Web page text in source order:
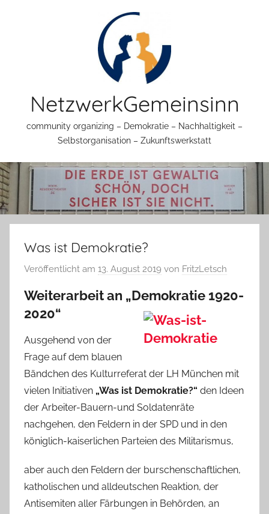
NetzwerkGemeinsinn
community organizing – Demokratie – Nachhaltigkeit –
Selbstorganisation – Zukunftswerkstatt
Was ist Demokratie?
Veröffentlicht am 13. August 2019 von FritzLetsch
Weiterarbeit an „Demokratie 1920-
2020“
Ausgehend von der
Frage auf dem blauen
Bändchen des Kulturreferat der LH München mit
vielen Initiativen „Was ist Demokratie?“ den Ideen
der Arbeiter-Bauern-und Soldatenräte
nachgehen, den Feldern in der SPD und in den
königlich-kaiserlichen Parteien des Militarismus,
aber auch den Feldern der burschenschaftlichen,
katholischen und alldeutschen Reaktion, der
Antisemiten aller Färbungen in Behörden, an